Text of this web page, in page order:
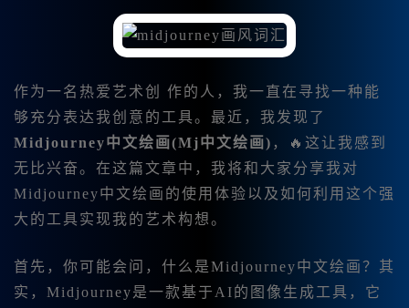
作为一名热爱艺术创 作的人，我一直在寻找一种能
够充分表达我创意的工具。最近，我发现了
Midjourney中文绘画(Mj中文绘画) ，🔥这让我感到
无比兴奋。在这篇文章中，我将和大家分享我对
Midjourney中文绘画的使用体验以及如何利用这个强
大的工具实现我的艺术构想。
首先，你可能会问，什么是Midjourney中文绘画？其
实，Midjourney是一款基于AI的图像生成工具，它